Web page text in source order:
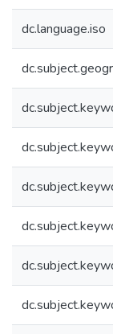
dc.language.iso